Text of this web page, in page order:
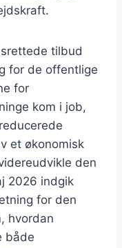
tilbud
for de offentlige
for
kom i job,
et økonomisk
den
2026 indgik
for den
hvordan
både